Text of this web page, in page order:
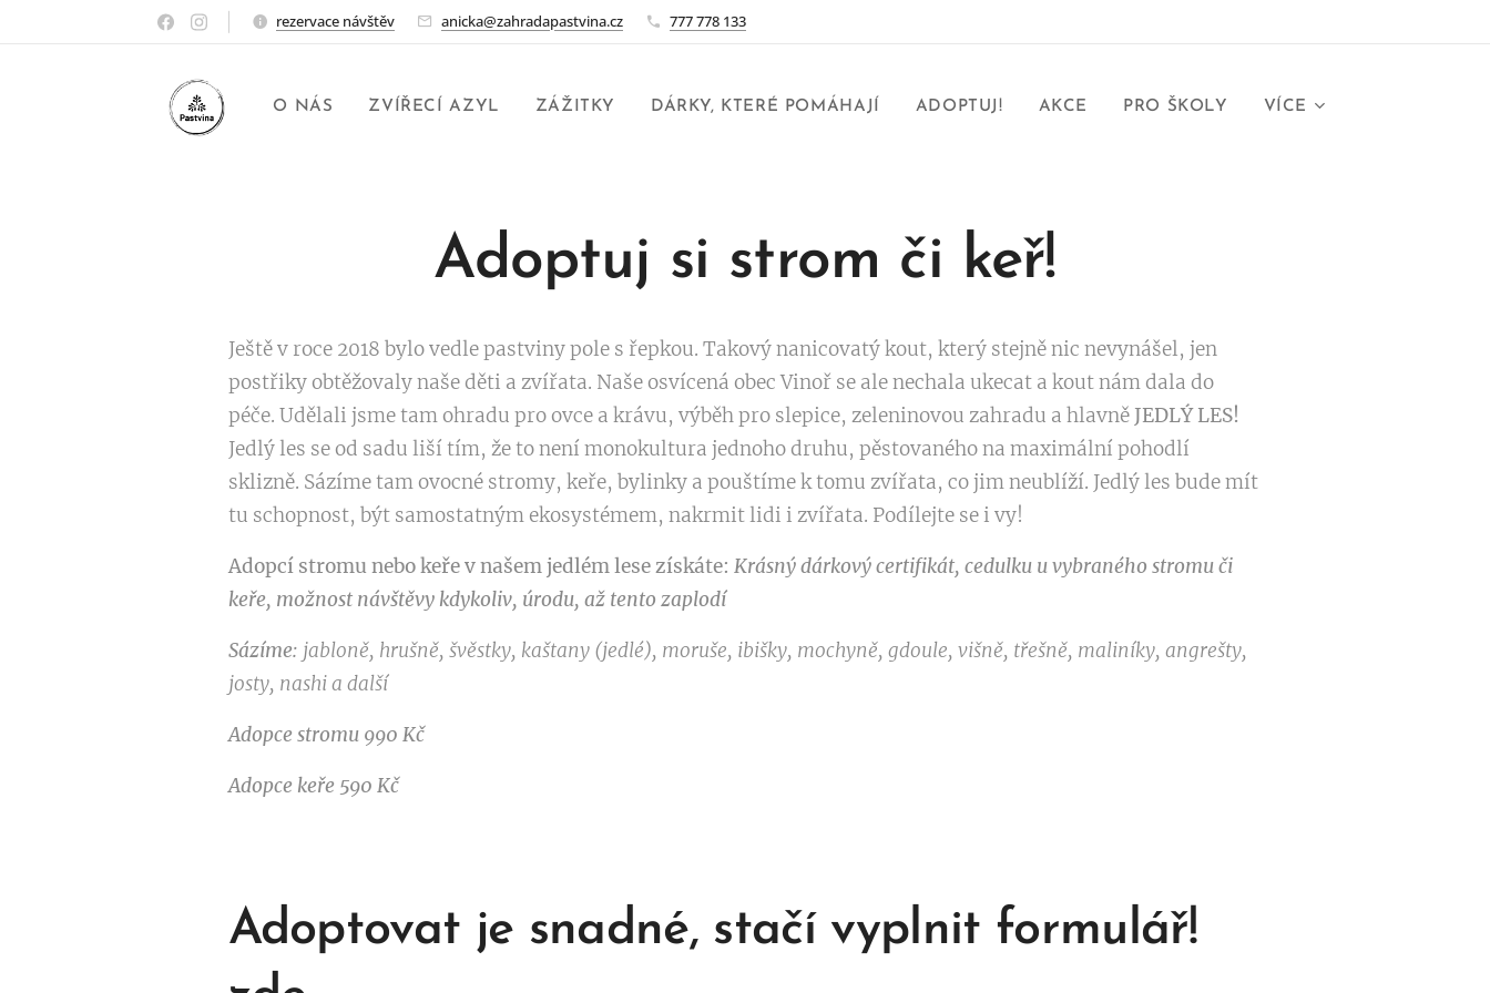
rezervace návštěv anicka@zahradapastvina.cz 777 778 133
O NÁS ZVÍŘECÍ AZYL ZÁŽITKY DÁRKY, KTERÉ POMÁHAJÍ ADOPTUJ! AKCE PRO ŠKOLY VÍCE
Adoptuj si strom či keř!
Ještě v roce 2018 bylo vedle pastviny pole s řepkou. Takový nanicovatý kout, který stejně nic nevynášel, jen
postřiky obtěžovaly naše děti a zvířata. Naše osvícená obec Vinoř se ale nechala ukecat a kout nám dala do
péče. Udělali jsme tam ohradu pro ovce a krávu, výběh pro slepice, zeleninovou zahradu a hlavně JEDLÝ LES!
Jedlý les se od sadu liší tím, že to není monokultura jednoho druhu, pěstovaného na maximální pohodlí
sklizně. Sázíme tam ovocné stromy, keře, bylinky a pouštíme k tomu zvířata, co jim neublíží. Jedlý les bude mít
tu schopnost, být samostatným ekosystémem, nakrmit lidi i zvířata. Podílejte se i vy!
Adopcí stromu nebo keře v našem jedlém lese získáte: Krásný dárkový certifikát, cedulku u vybraného stromu či
keře, možnost návštěvy kdykoliv, úrodu, až tento zaplodí
Sázíme: jabloně, hrušně, švěstky, kaštany (jedlé), moruše, ibišky, mochyně, gdoule, višně, třešně, maliníky, angrešty,
josty, nashi a další
Adopce stromu 990 Kč
Adopce keře 590 Kč
Adoptovat je snadné, stačí vyplnit formulář!